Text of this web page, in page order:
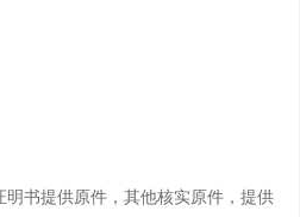
书提供原件，其他核实原件，提供